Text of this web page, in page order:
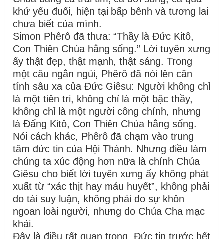
khứ yếu đuối, hiện tại bấp bênh và tương lai
chưa biết của mình.
Simon Phêrô đã thưa: “Thầy là Đức Kitô,
Con Thiên Chúa hằng sống.” Lời tuyên xưng
ấy thật đẹp, thật mạnh, thật sáng. Trong
một câu ngắn ngủi, Phêrô đã nói lên căn
tính sâu xa của Đức Giêsu: Người không chỉ
là một tiên tri, không chỉ là một bậc thầy,
không chỉ là một người công chính, nhưng
là Đấng Kitô, Con Thiên Chúa hằng sống.
Nói cách khác, Phêrô đã chạm vào trung
tâm đức tin của Hội Thánh. Nhưng điều làm
chúng ta xúc động hơn nữa là chính Chúa
Giêsu cho biết lời tuyên xưng ấy không phát
xuất từ “xác thịt hay máu huyết”, không phải
do tài suy luận, không phải do sự khôn
ngoan loài người, nhưng do Chúa Cha mạc
khải.
Đây là điều rất quan trọng. Đức tin trước hết